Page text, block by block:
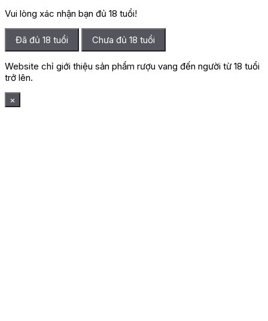
Vui lòng xác nhận bạn đủ 18 tuổi!
Đã đủ 18 tuổi Chưa đủ 18 tuổi
Website chỉ giới thiệu sản phẩm rượu vang đến người từ 18 tuổi
trở lên.
×